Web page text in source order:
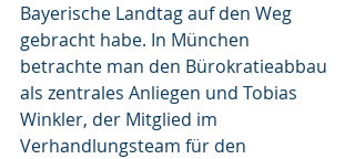
Bayerische Landtag auf den Weg
gebracht habe. In München
betrachte man den Bürokratieabbau
als zentrales Anliegen und Tobias
Winkler, der Mitglied im
Verhandlungsteam für den